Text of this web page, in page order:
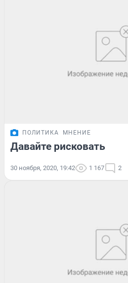
ПОЛИТИКА МНЕНИЕ
Давайте рисковать
30 ноября, 2020, 19:42 1 167 2